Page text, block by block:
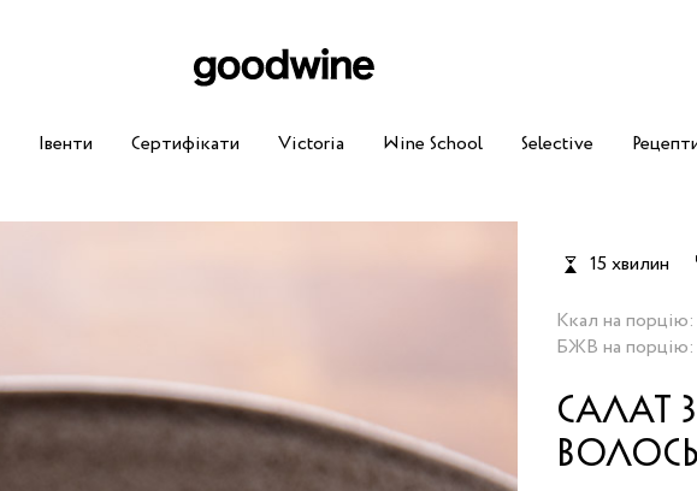
Івенти Сертифікати Victoria Wine School Selective
15 хвилин
Ккал на порцію:
БЖВ на порцію:
САЛАТ